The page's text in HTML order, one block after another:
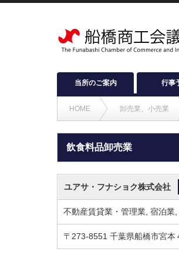
当所のご案内 行事
HOME 卸売業、小売業
飲食料品卸売業
ユアサ・フナショク株式会社
不動産賃貸業・管理業, 宿泊業
〒273-8551 千葉県船橋市宮